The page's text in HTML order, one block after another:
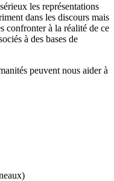
les représentations
dans les discours mais
confronter à la réalité de ce
à des bases de
peuvent nous aider à